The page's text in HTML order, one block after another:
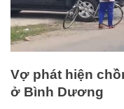
Vợ phát hiện
ở Bình Dương